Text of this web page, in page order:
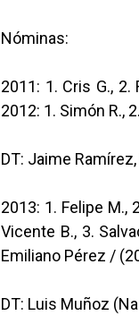
Nóminas:
2011: 1. Cris G., 2.
2012: 1. Simón R.,
DT: Jaime
2013: 1. Felipe M.,
Vicente B., 3.
Emiliano Pérez /
DT: Luis Muñoz